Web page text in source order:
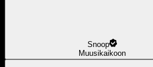
Snoop
Muusikaikoon